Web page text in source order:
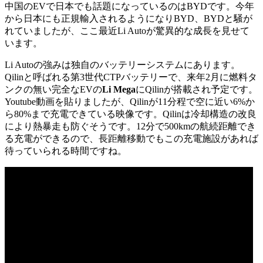
中国のEVで日本でも話題になっているのはBYDです。今年
から日本にも正規輸入されるようになりBYD、BYDと騒が
れていましたが、ここ最近Li Autoが驚異的な成長を見せて
います。
Li Autoの強みは独自のバッテリーシステムにあります。
Qilinと呼ばれる第3世代CTPバッテリーで、来年2月に燃料タ
ンクの無い完全なEVのLi MegaにQilinが搭載され予定です。
Youtube動画を貼りましたが、Qilinが11分程で空に近い6%か
ら80%まで充電できている映像です。Qilinは冷却構造の改良
により熱暴走も防ぐそうです。12分で500kmの航続距離でき
る充電ができるので、長距離移動でもこの充電施設があれば
待っていられる時間ですね。